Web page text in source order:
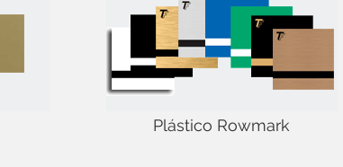
Plástico Rowmark